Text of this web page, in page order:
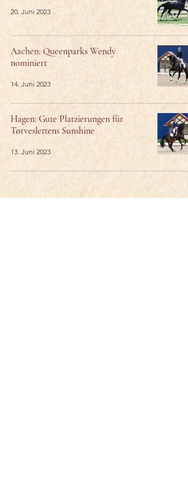
20. Juni 2023
Aachen: Queenparks Wendy
nominiert
14. Juni 2023
Hagen: Gute Platzierungen für
Tørveslettens Sunshine
13. Juni 2023
34/58